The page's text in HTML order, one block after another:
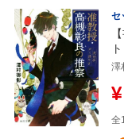
セ
ト
澤
全